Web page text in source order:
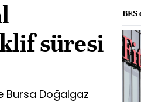
süresi
Bursa Doğalgaz
BES